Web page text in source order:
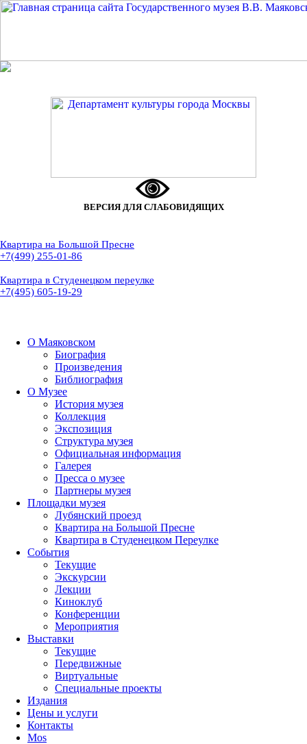
ВЕРСИЯ ДЛЯ СЛАБОВИДЯЩИХ
Квартира на Большой Пресне
+7(499) 255-01-86
Квартира в Студенецком переулке
+7(495) 605-19-29
О Маяковском
Биография
Произведения
Библиография
О Музее
История музея
Коллекция
Экспозиция
Структура музея
Официальная информация
Галерея
Пресса о музее
Партнеры музея
Площадки музея
Лубянский проезд
Квартира на Большой Пресне
Квартира в Студенецком Переулке
События
Текущие
Экскурсии
Лекции
Киноклуб
Конференции
Мероприятия
Выставки
Текущие
Передвижные
Виртуальные
Специальные проекты
Издания
Цены и услуги
Контакты
Mos